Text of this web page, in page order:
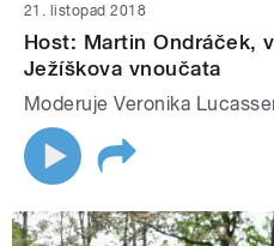
21. listopad 2018
Host: Martin Ondráček,
Ježíškova vnoučata
Moderuje Veronika